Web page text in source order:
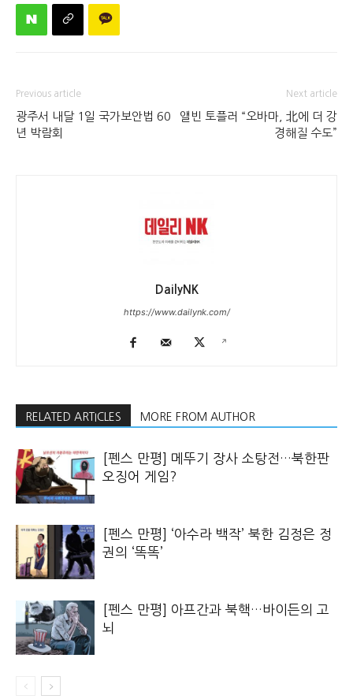
Previous article
광주서 내달 1일 국가보안법 60
년 박람회
Next article
앨빈 토플러 “오바마, 北에 더 강
경해질 수도”
DailyNK
https://www.dailynk.com/
RELATED ARTICLES MORE FROM AUTHOR
[펜스 만평] 메뚜기 장사 소탕전…북한판
오징어 게임?
[펜스 만평] ‘아수라 백작’ 북한 김정은 정
권의 ‘똑똑’
[펜스 만평] 아프간과 북핵…바이든의 고
뇌